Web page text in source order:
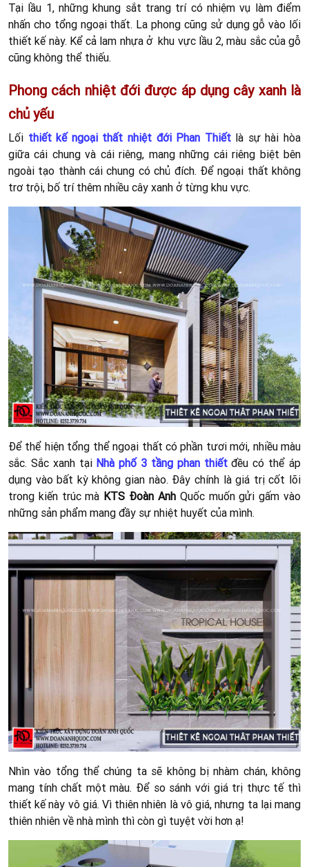
Tại lầu 1, những khung sắt trang trí có nhiệm vụ làm điểm
nhấn cho tổng ngoại thất. La phong cũng sử dụng gỗ vào lối
thiết kế này. Kể cả lam nhựa ở khu vực lầu 2, màu sắc của gỗ
cũng không thể thiếu.
Phong cách nhiệt đới được áp dụng cây xanh là
chủ yếu
Lối thiết kế ngoại thất nhiệt đới Phan Thiếtlà sự hài hòa
giữa cái chung và cái riêng, mang những cái riêng biệt bên
ngoài tạo thành cái chung có chủ đích. Để ngoại thất không
trơ trội, bố trí thêm nhiều cây xanh ở từng khu vực.
Để thể hiện tổng thể ngoại thất có phần tươi mới, nhiều màu
sắc. Sắc xanh tại Nhà phố 3 tầng phan thiếtđều có thể áp
dụng vào bất kỳ không gian nào. Đây chính là giá trị cốt lõi
trong kiến trúc mà KTS Đoàn AnhQuốc muốn gửi gấm vào
những sản phẩm mang đầy sự nhiệt huyết của mình.
Nhìn vào tổng thể chúng ta sẽ không bị nhàm chán, không
mang tính chất một màu. Để so sánh với giá trị thực tế thì
thiết kế này vô giá. Vì thiên nhiên là vô giá, nhưng ta lại mang
thiên nhiên về nhà mình thì còn gì tuyệt vời hơn ạ!